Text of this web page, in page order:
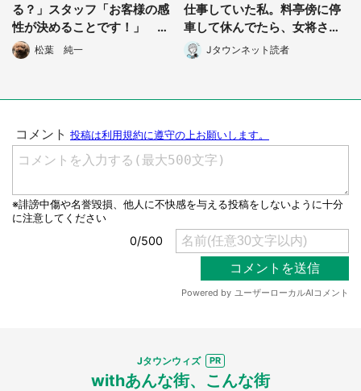
る？」スタッフ「お客様の感
性が決めることです！」 桂
浜水族館チケット売り場で発
生した「粋なやり取り」に大
松葉 純一
仕事していた私。料亭傍に停
車して休んでたら、女将さん
が中から出てきて...」（東京
都・50代男性）
Jタウンネット読者
Jタウンウィズ
withあんな街、こんな街